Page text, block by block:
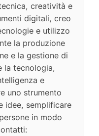
creatività e
digitali, creo
e utilizzo
la produzione
e la gestione di
la tecnologia,
e
uno strumento
idee, semplificare
in modo